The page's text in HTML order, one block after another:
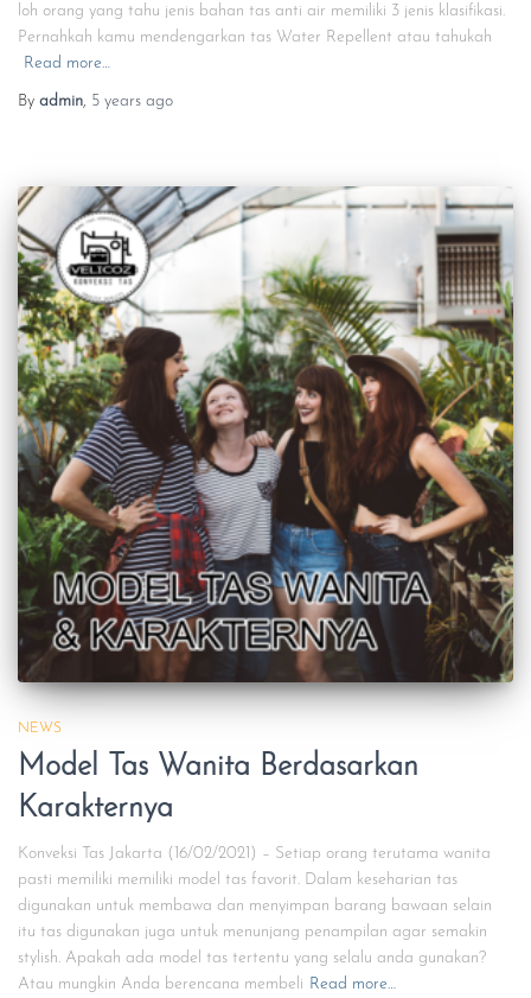
loh orang yang tahu jenis bahan tas anti air memiliki 3 jenis klasifikasi.
Pernahkah kamu mendengarkan tas Water Repellent atau tahukah
Read more…
By admin, 5 years ago
NEWS
Model Tas Wanita Berdasarkan
Karakternya
Konveksi Tas Jakarta (16/02/2021) – Setiap orang terutama wanita
pasti memiliki memiliki model tas favorit. Dalam keseharian tas
digunakan untuk membawa dan menyimpan barang bawaan selain
itu tas digunakan juga untuk menunjang penampilan agar semakin
stylish. Apakah ada model tas tertentu yang selalu anda gunakan?
Atau mungkin Anda berencana membeli Read more…